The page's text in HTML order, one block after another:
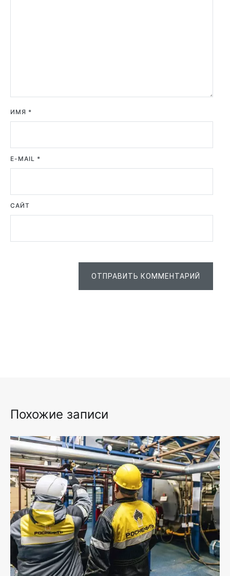
ИМЯ *
E-MAIL *
САЙТ
ОТПРАВИТЬ КОММЕНТАРИЙ
Похожие записи